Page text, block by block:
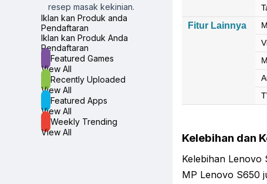
resep masak kekinian.
Iklan kan Produk anda
Pendaftaran
Iklan kan Produk Anda
Pendaftaran
Featured Games
View All
Recently Uploaded
View All
Featured Apps
View All
Weekly Trending
View All
Fitur Lainnya
Kelebihan dan
Kelebihan Lenovo
MP Lenovo S650